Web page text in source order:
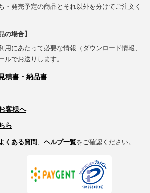
・発売予定の商品とそれ以外を分けてご注文く
の場合】
用にあたって必要な情報（ダウンロード情報、
ルでお送りします。
積書・納品書
客様へ
ら
くある質問、 ヘルプ一覧をご確認ください。